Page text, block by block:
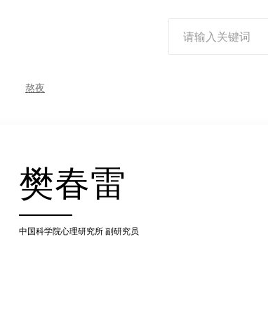
熬夜
樊春雷
中国科学院心理研究所副研究员